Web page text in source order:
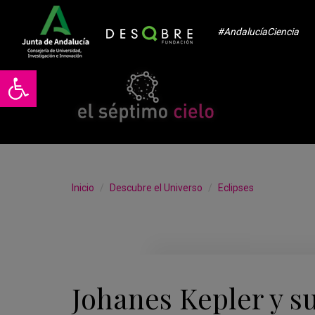
Abrir barra de herramientas
#AndalucíaCiencia
Inicio Descubre el Universo Eclipses
Johanes Kepler y